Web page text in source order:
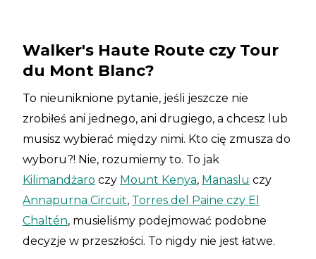
Walker's Haute Route czy Tour
du Mont Blanc?
To nieuniknione pytanie, jeśli jeszcze nie
zrobiłeś ani jednego, ani drugiego, a chcesz lub
musisz wybierać między nimi. Kto cię zmusza do
wyboru?! Nie, rozumiemy to. To jak
Kilimandżaro czy Mount Kenya, Manaslu czy
Annapurna Circuit, Torres del Paine czy El
Chaltén, musieliśmy podejmować podobne
decyzje w przeszłości. To nigdy nie jest łatwe.